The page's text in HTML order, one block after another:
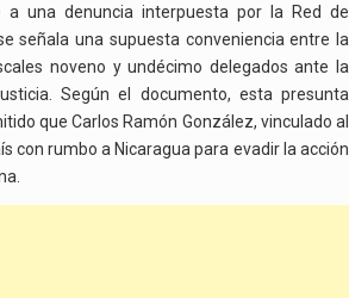
a una denuncia interpuesta por la Red de
señala una supuesta conveniencia entre la
noveno y undécimo delegados ante la
Según el documento, esta presunta
que Carlos Ramón González, vinculado al
con rumbo a Nicaragua para evadir la acción